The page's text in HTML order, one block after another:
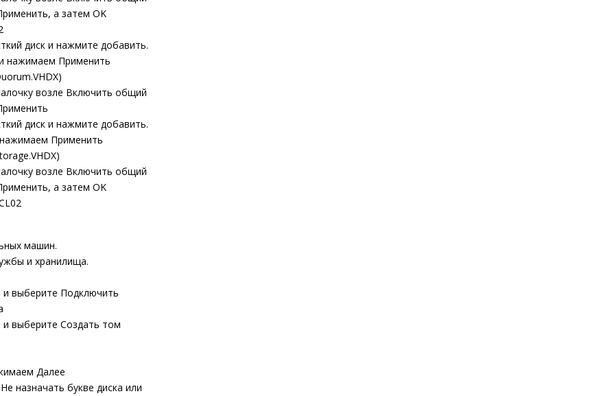
а затем OK
диск и нажмите добавить.
нажимаем Применить
VHDX)
возле Включить общий
диск и нажмите добавить.
Применить
VHDX)
возле Включить общий
а затем OK
машин.
и хранилища.
выберите Подключить
выберите Создать том
Далее
Не назначать букве диска или